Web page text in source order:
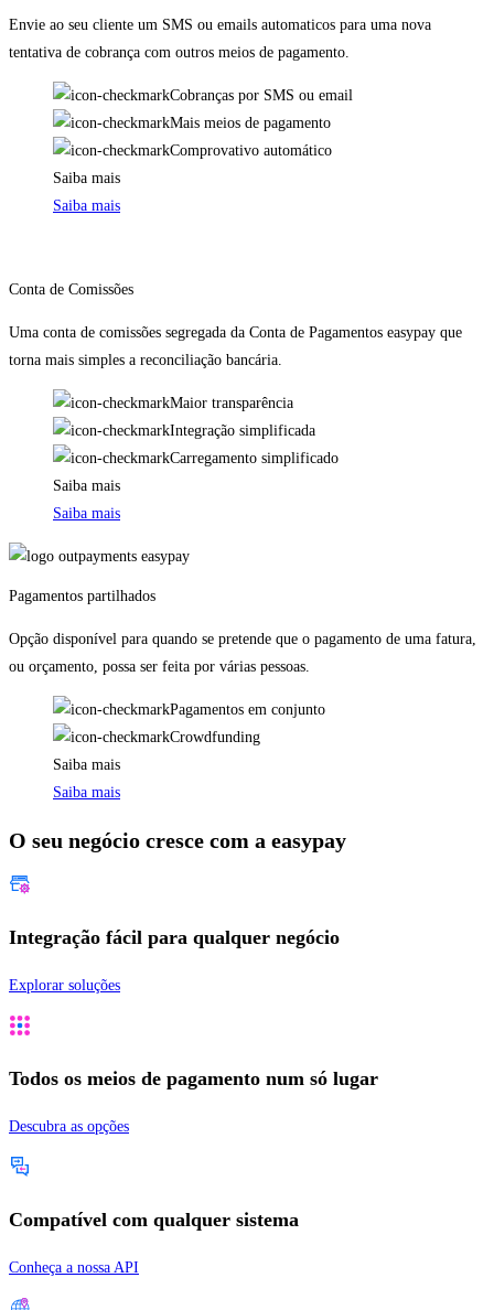
Envie ao seu cliente um SMS ou emails automaticos para uma nova
tentativa de cobrança com outros meios de pagamento.
Cobranças por SMS ou email
Mais meios de pagamento
Comprovativo automático
Saiba mais
Saiba mais
Conta de Comissões
Uma conta de comissões segregada da Conta de Pagamentos easypay que
torna mais simples a reconciliação bancária.
Maior transparência
Integração simplificada
Carregamento simplificado
Saiba mais
Saiba mais
Pagamentos partilhados
Opção disponível para quando se pretende que o pagamento de uma fatura,
ou orçamento, possa ser feita por várias pessoas.
Pagamentos em conjunto
Crowdfunding
Saiba mais
Saiba mais
O seu negócio cresce com a easypay
Integração fácil para qualquer negócio
Explorar soluções
Todos os meios de pagamento num só lugar
Descubra as opções
Compatível com qualquer sistema
Conheça a nossa API